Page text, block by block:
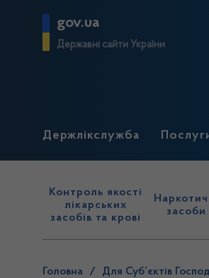
gov.ua
Державні сайти України
Держлікслужба
Контроль якості
лікарських
засобів та крові
засоби
Головна / Для Суб’єктів